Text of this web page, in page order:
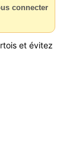
connecter
et évitez